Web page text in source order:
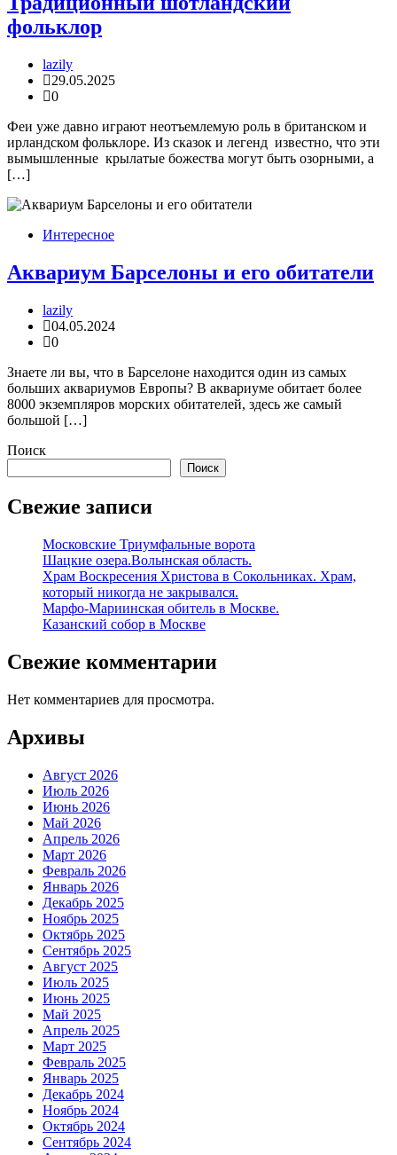
фольклор
lazily
29.05.2025
0
Феи уже давно играют неотъемлемую роль в британском и
ирландском фольклоре. Из сказок и легенд известно, что эти
вымышленные крылатые божества могут быть озорными, а
[…]
Интересное
Аквариум Барселоны и его обитатели
lazily
04.05.2024
0
Знаете ли вы, что в Барселоне находится один из самых
больших аквариумов Европы? В аквариуме обитает более
8000 экземпляров морских обитателей, здесь же самый
большой […]
Поиск
Поиск
Свежие записи
Московские Триумфальные ворота
Шацкие озера.Волынская область.
Храм Воскресения Христова в Сокольниках. Храм,
который никогда не закрывался.
Марфо-Мариинская обитель в Москве.
Казанский собор в Москве
Свежие комментарии
Нет комментариев для просмотра.
Архивы
Август 2026
Июль 2026
Июнь 2026
Май 2026
Апрель 2026
Март 2026
Февраль 2026
Январь 2026
Декабрь 2025
Ноябрь 2025
Октябрь 2025
Сентябрь 2025
Август 2025
Июль 2025
Июнь 2025
Май 2025
Апрель 2025
Март 2025
Февраль 2025
Январь 2025
Декабрь 2024
Ноябрь 2024
Октябрь 2024
Сентябрь 2024